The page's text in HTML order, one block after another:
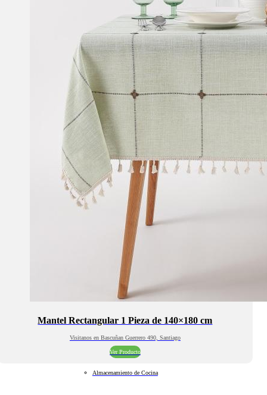
Mantel Rectangular 1 Pieza de 140×180 cm
Visitanos en Bascuñan Guerrero 490, Santiago
Ver Producto
Almacenamiento de Cocina